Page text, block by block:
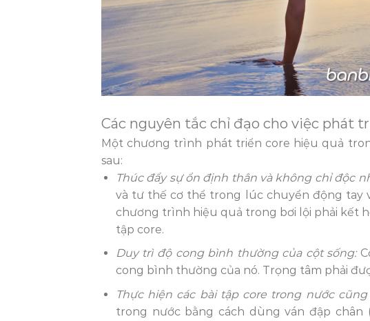
Các nguyên tắc chỉ đạo cho việc phát
Một chương trình phát triển core hiệu quả
sau:
Thúc đẩy sự ổn định thân và không chỉ độc
và tư thế cơ thể trong lúc chuyển động tay
chương trình hiệu quả trong bơi lội phải kết
tập core.
Duy trì độ cong bình thường của cột sống:
cong bình thường của nó. Trọng tâm phải
Thực hiện các bài tập core trong nước
trong nước bằng cách dùng ván đập chân